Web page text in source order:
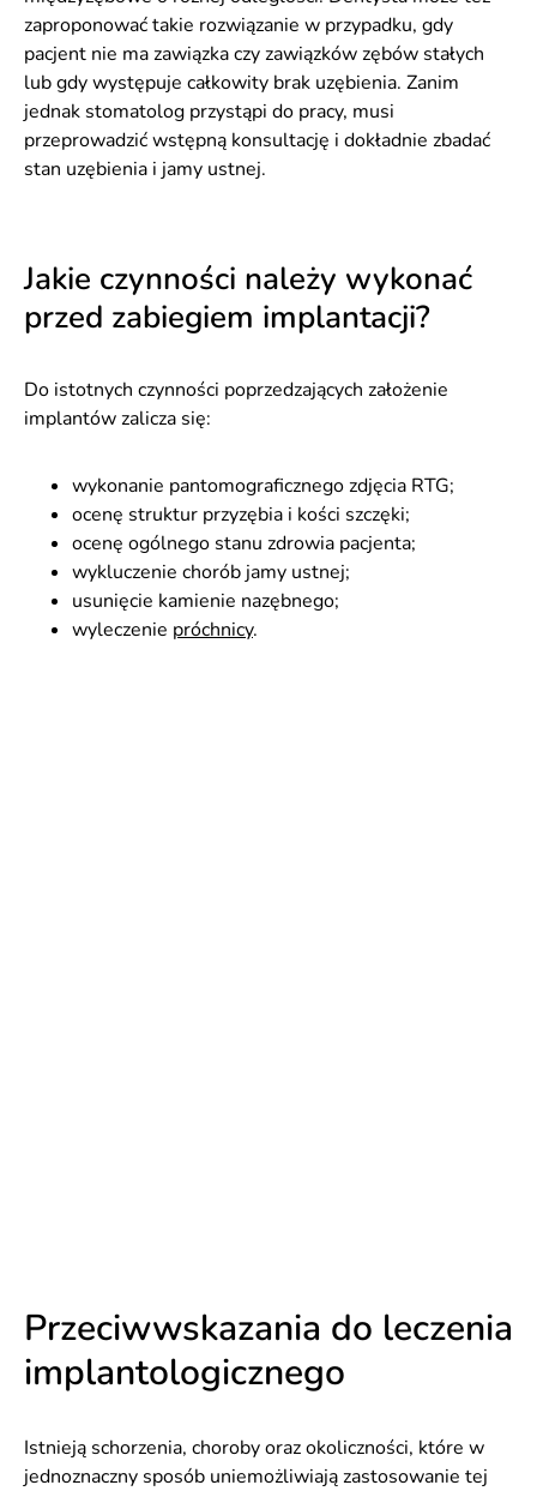
zaproponować takie rozwiązanie w przypadku, gdy
pacjent nie ma zawiązka czy zawiązków zębów stałych
lub gdy występuje całkowity brak uzębienia. Zanim
jednak stomatolog przystąpi do pracy, musi
przeprowadzić wstępną konsultację i dokładnie zbadać
stan uzębienia i jamy ustnej.
Jakie czynności należy wykonać
przed zabiegiem implantacji?
Do istotnych czynności poprzedzających założenie
implantów zalicza się:
wykonanie pantomograficznego zdjęcia RTG;
ocenę struktur przyzębia i kości szczęki;
ocenę ogólnego stanu zdrowia pacjenta;
wykluczenie chorób jamy ustnej;
usunięcie kamienie nazębnego;
wyleczenie próchnicy.
Przeciwwskazania do leczenia
implantologicznego
Istnieją schorzenia, choroby oraz okoliczności, które w
jednoznaczny sposób uniemożliwiają zastosowanie tej